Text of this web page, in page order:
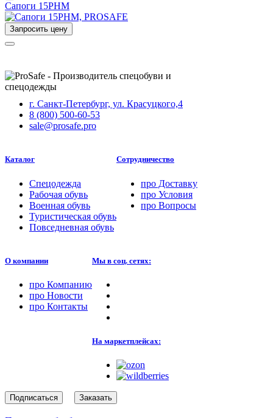
Сапоги 15РНМ
Запросить цену
г. Санкт-Петербург, ул. Красуцкого,4
8 (800) 500-60-53
sale@prosafe.pro
Каталог
Спецодежда
Рабочая обувь
Военная обувь
Туристическая обувь
Повседневная обувь
Сотрудничество
про Доставку
про Условия
про Вопросы
О компании
про Компанию
про Новости
про Контакты
Мы в соц. сетях:
На маркетплейсах:
Подписаться Заказать